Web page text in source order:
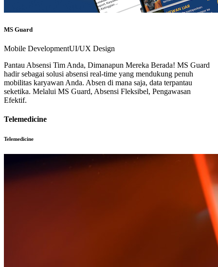
MS Guard
Mobile DevelopmentUI/UX Design
Pantau Absensi Tim Anda, Dimanapun Mereka Berada! MS Guard
hadir sebagai solusi absensi real-time yang mendukung penuh
mobilitas karyawan Anda. Absen di mana saja, data terpantau
seketika. Melalui MS Guard, Absensi Fleksibel, Pengawasan
Efektif.
Telemedicine
Telemedicine